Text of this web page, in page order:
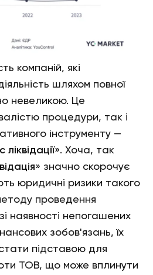
компаній, які
шляхом повної
невеликою. Це
процедури, так і
інструменту —
ліквідації». Хоча, так
» значно скорочує
юридичні ризики такого
проведення
наявності непогашених
зобов'язань, їх
підставою для
ТОВ, що може вплинути